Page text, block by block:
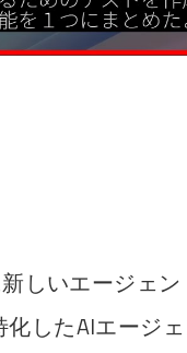
しいエージェ
したAIエージ